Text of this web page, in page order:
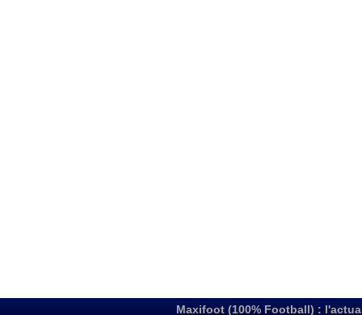
Maxifoot (100% Football) :